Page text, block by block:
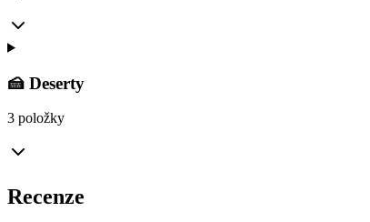
🍰 Deserty
3 položky
Recenze